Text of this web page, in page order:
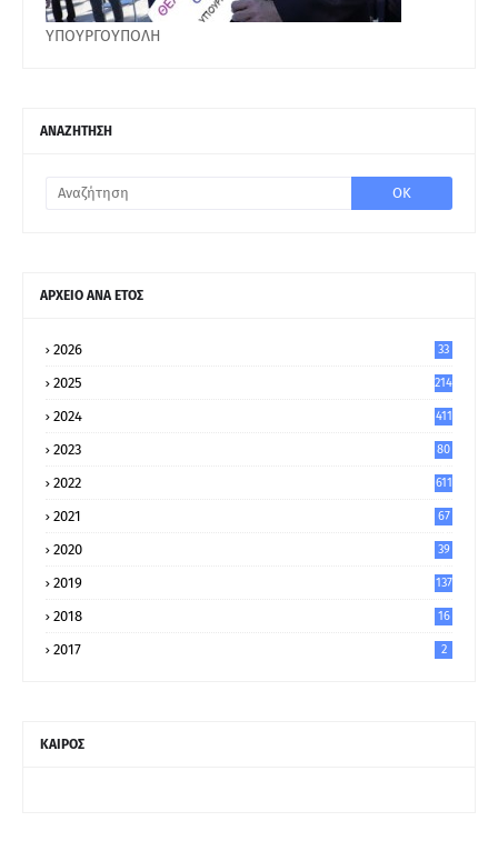
ΥΠΟΥΡΓΟΥΠΟΛΗ
ΑΝΑΖΗΤΗΣΗ
ΑΡΧΕΙΟ ΑΝΑ ΕΤΟΣ
2026 33
2025 214
2024 411
2023
80
2022 611
2021
67
2020
39
2019 137
2018 16
2017 2
ΚΑΙΡΟΣ